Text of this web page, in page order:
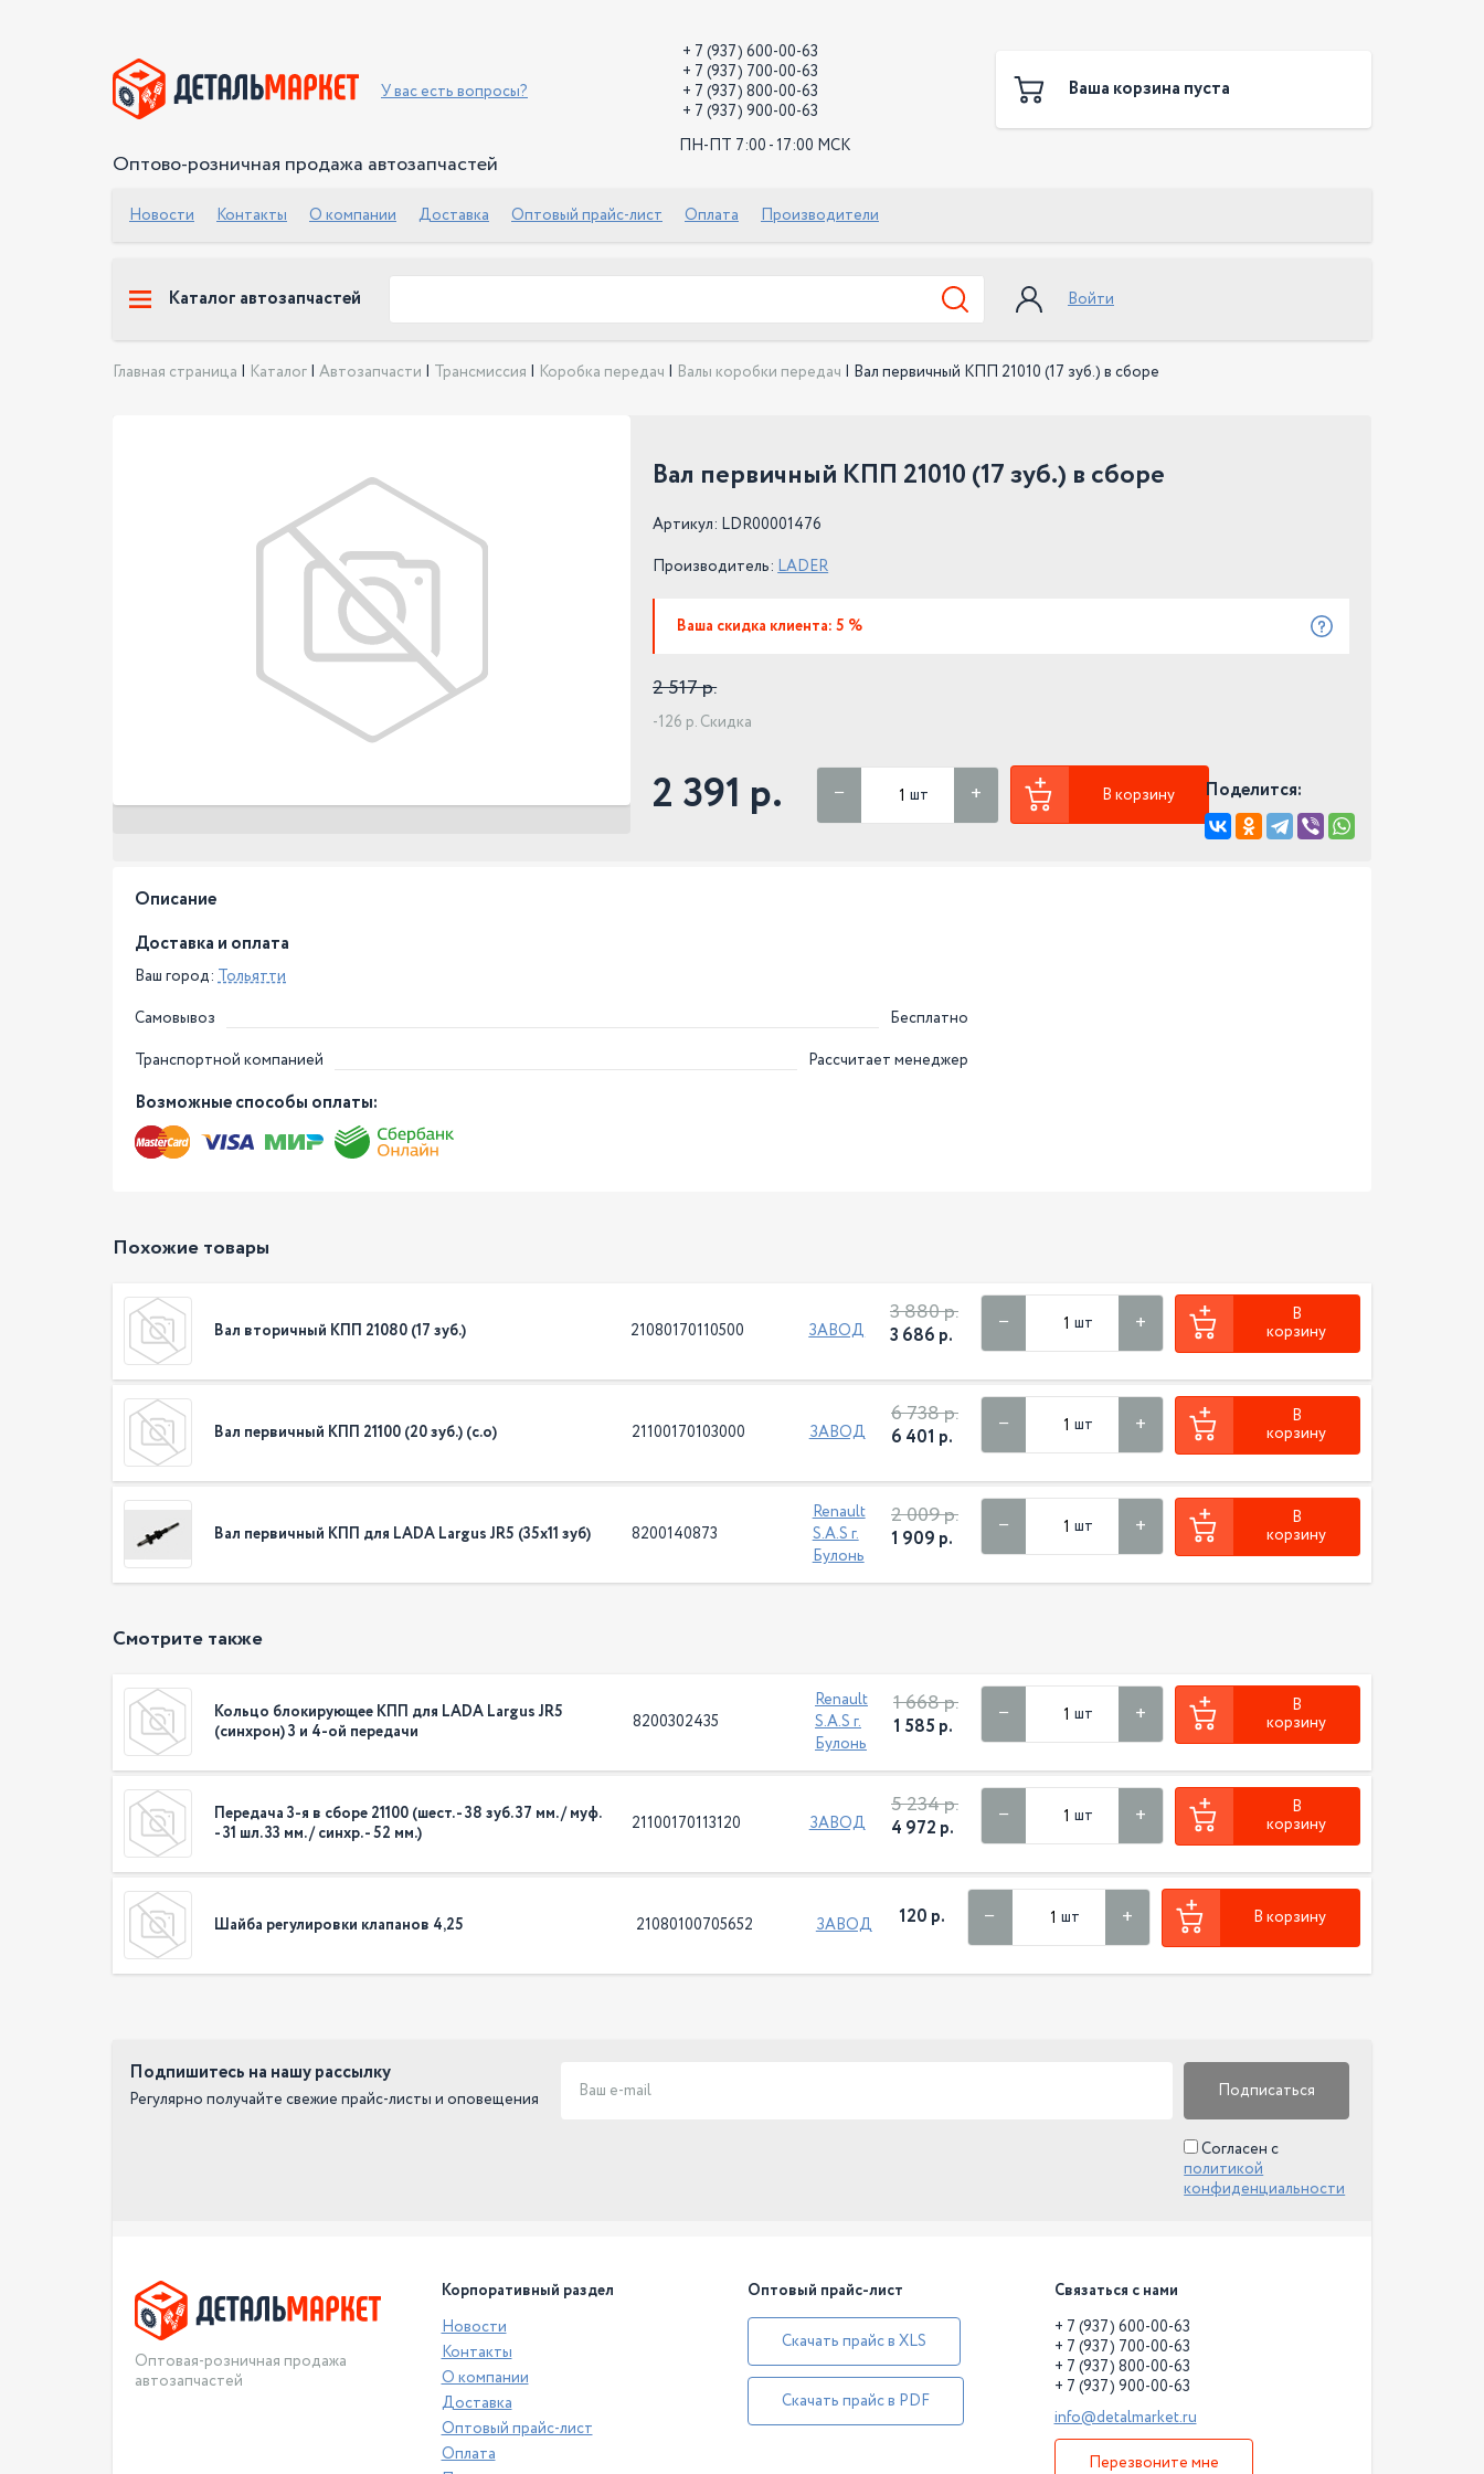
Оптово-розничная продажа автозапчастей
У вас есть вопросы?
+ 7 (937) 600-00-63
+ 7 (937) 700-00-63
+ 7 (937) 800-00-63
+ 7 (937) 900-00-63
ПН-ПТ 7:00 - 17:00 МСК
Ваша корзина пуста
Новости Контакты О компании Доставка Оптовый прайс-лист Оплата Производители
Каталог автозапчастей Войти
Главная страница | Каталог | Автозапчасти | Трансмиссия | Коробка передач | Валы коробки передач | Вал первичный КПП 21010 (17 зуб.) в сборе
Вал первичный КПП 21010 (17 зуб.) в сборе
Артикул: LDR00001476
Производитель:LADER
Ваша скидка клиента: 5 %
2 517 р.
-126 р. Скидка
2 391 р. шт В корзину Поделится:
Описание
Доставка и оплата
Ваш город: Тольятти
Самовывоз
Бесплатно
Транспортной компанией
Рассчитает менеджер
Возможные способы оплаты:
Похожие товары
Вал вторичный КПП 21080 (17 зуб.) 21080170110500 ЗАВОД
3 880 р.
3 686 р. шт
В
корзину
Вал первичный КПП 21100 (20 зуб.) (с.о) 21100170103000 ЗАВОД
6 738 р.
6 401 р. шт
В
корзину
Вал первичный КПП для LADA Largus JR5 (35х11 зуб) 8200140873
Renault
S.A.S г.
Булонь
2 009 р.
1 909 р. шт
В
корзину
Смотрите также
Кольцо блокирующее КПП для LADA Largus JR5
(синхрон) 3 и 4-ой передачи
8200302435
Renault
S.A.S г.
Булонь
1 668 р.
1 585 р. шт
В
корзину
Передача 3-я в сборе 21100 (шест. - 38 зуб. 37 мм. / муф.
- 31 шл. 33 мм. / синхр. - 52 мм.)
21100170113120 ЗАВОД
5 234 р.
4 972 р. шт
В
корзину
Шайба регулировки клапанов 4,25 21080100705652 ЗАВОД 120 р. шт В корзину
Подпишитесь на нашу рассылку
Регулярно получайте свежие прайс-листы и оповещения Подписаться
Согласен с
политикой
конфиденциальности
Оптовая-розничная продажа
автозапчастей
Корпоративный раздел
Новости
Контакты
О компании
Доставка
Оптовый прайс-лист
Оплата
Оптовый прайс-лист
Скачать прайс в XLS
Скачать прайс в PDF
Связаться с нами
+ 7 (937) 600-00-63
+ 7 (937) 700-00-63
+ 7 (937) 800-00-63
+ 7 (937) 900-00-63
info@detalmarket.ru
Перезвоните мне